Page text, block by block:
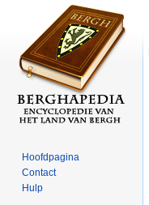
Hoofdpagina
Contact
Hulp